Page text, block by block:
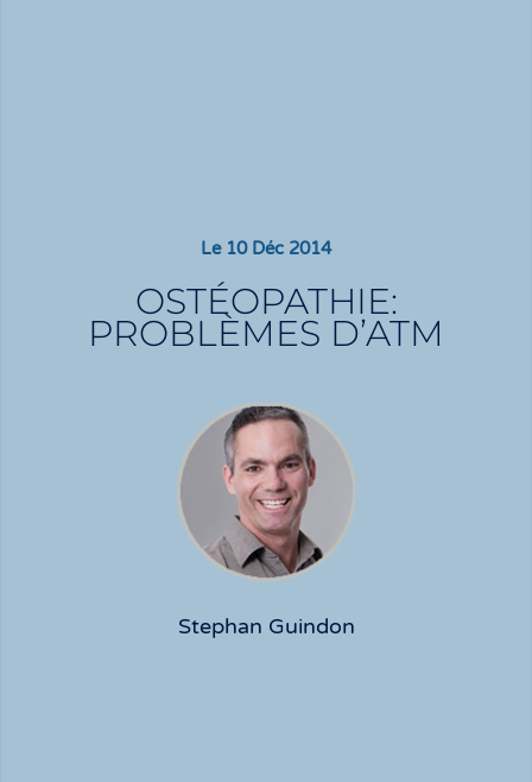
Le 10 Déc 2014
OSTÉOPATHIE:
PROBLÈMES D’ATM
Stephan Guindon